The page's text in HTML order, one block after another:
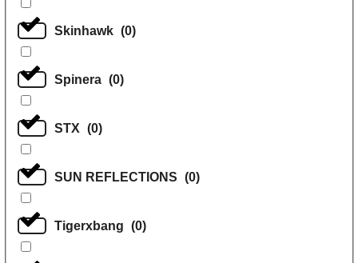
Skinhawk (0)
Spinera (0)
STX (0)
SUN REFLECTIONS (0)
Tigerxbang (0)